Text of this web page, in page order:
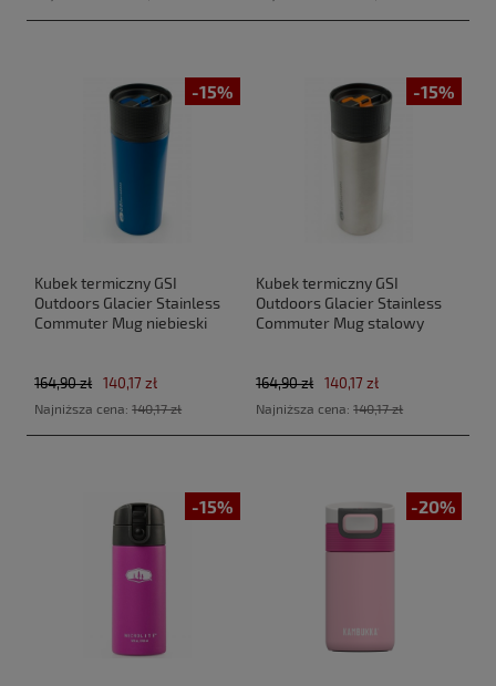
-15%
Kubek termiczny GSI
Outdoors Glacier Stainless
Commuter Mug niebieski
140,17 zł
164,90 zł
Najniższa cena:140,17 zł
-15%
Kubek termiczny GSI
Outdoors Glacier Stainless
Commuter Mug stalowy
140,17 zł
164,90 zł
Najniższa cena:140,17 zł
-15% -20%